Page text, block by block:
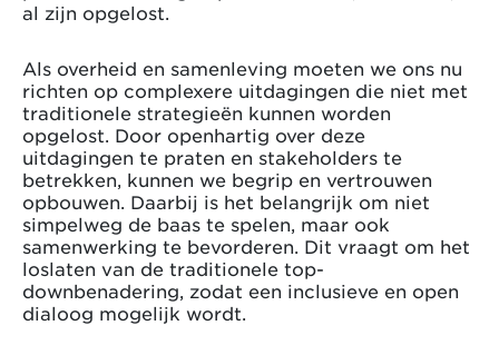
al zijn opgelost.
Als overheid en samenleving moeten we ons nu
richten op complexere uitdagingen die niet met
traditionele strategieën kunnen worden
opgelost. Door openhartig over deze
uitdagingen te praten en stakeholders te
betrekken, kunnen we begrip en vertrouwen
opbouwen. Daarbij is het belangrijk om niet
simpelweg de baas te spelen, maar ook
samenwerking te bevorderen. Dit vraagt om het
loslaten van de traditionele top-
downbenadering, zodat een inclusieve en open
dialoog mogelijk wordt.